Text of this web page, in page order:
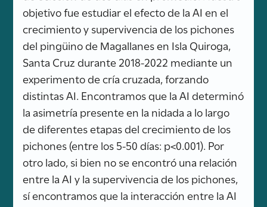
objetivo fue estudiar el efecto de la AI en el
crecimiento y supervivencia de los pichones
del pingüino de Magallanes en Isla Quiroga,
Santa Cruz durante 2018-2022 mediante un
experimento de cría cruzada, forzando
distintas AI. Encontramos que la AI determinó
la asimetría presente en la nidada a lo largo
de diferentes etapas del crecimiento de los
pichones (entre los 5-50 días: p<0.001). Por
otro lado, si bien no se encontró una relación
entre la AI y la supervivencia de los pichones,
sí encontramos que la interacción entre la AI